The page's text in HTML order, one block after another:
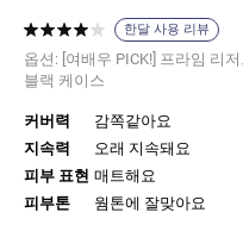
한달 사용 리뷰
옵션: [여배우 PICK!] 프라임 리
블랙 케이스
커버력
감쪽같아요
지속력
오래 지속돼요
피부 표현 매트해요
피부톤
웜톤에 잘맞아요